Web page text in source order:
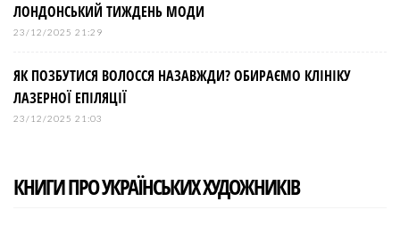
ЛОНДОНСЬКИЙ ТИЖДЕНЬ МОДИ
23/12/2025 21:29
ЯК ПОЗБУТИСЯ ВОЛОССЯ НАЗАВЖДИ? ОБИРАЄМО КЛІНІКУ
ЛАЗЕРНОЇ ЕПІЛЯЦІЇ
23/12/2025 21:03
КНИГИ ПРО УКРАЇНСЬКИХ ХУДОЖНИКІВ